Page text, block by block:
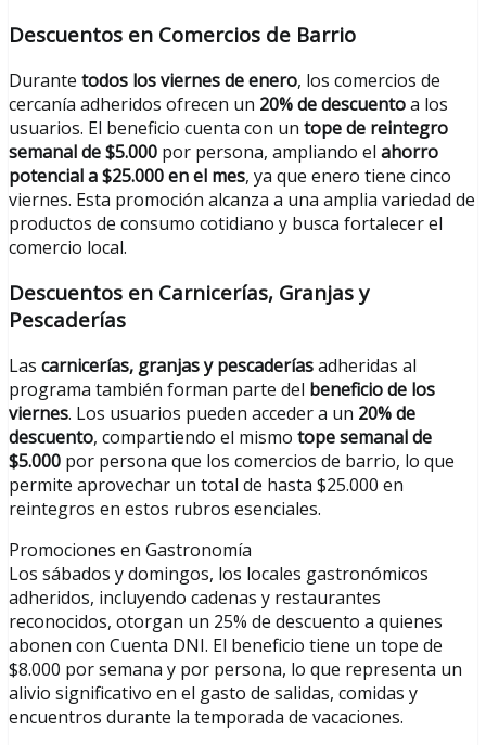
Descuentos en Comercios de Barrio
Durante todos los viernes de enero, los comercios de
cercanía adheridos ofrecen un 20% de descuentoa los
usuarios. El beneficio cuenta con un tope de reintegro
semanal de $5.000 por persona, ampliando el ahorro
potencial a $25.000 en el mes, ya que enero tiene cinco
viernes. Esta promoción alcanza a una amplia variedad de
productos de consumo cotidiano y busca fortalecer el
comercio local.
Descuentos en Carnicerías, Granjas y
Pescaderías
Las carnicerías, granjas y pescaderíasadheridas al
programa también forman parte del beneficio de los
viernes. Los usuarios pueden acceder a un 20% de
descuento, compartiendo el mismo tope semanal de
$5.000 por persona que los comercios de barrio, lo que
permite aprovechar un total de hasta $25.000 en
reintegros en estos rubros esenciales.
Promociones en Gastronomía
Los sábados y domingos, los locales gastronómicos
adheridos, incluyendo cadenas y restaurantes
reconocidos, otorgan un 25% de descuento a quienes
abonen con Cuenta DNI. El beneficio tiene un tope de
$8.000 por semana y por persona, lo que representa un
alivio significativo en el gasto de salidas, comidas y
encuentros durante la temporada de vacaciones.